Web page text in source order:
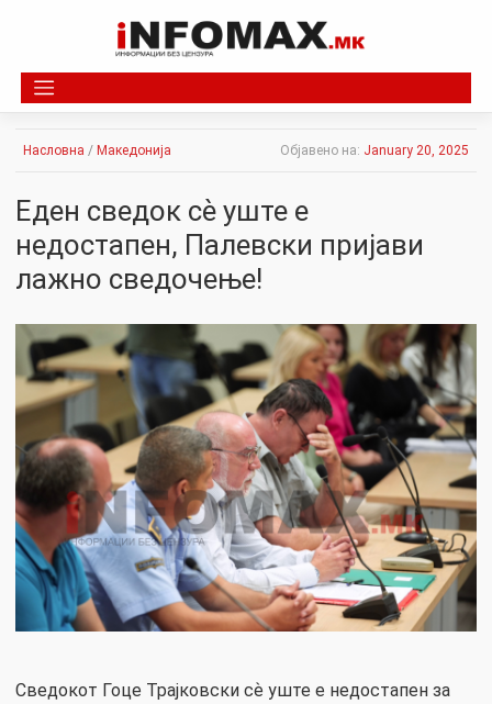
Насловна / Македонија Објавено на: January 20, 2025
Еден сведок сѐ уште е
недостапен, Палевски пријави
лажно сведочење!
Сведокот Гоце Трајковски сѐ уште е недостапен за